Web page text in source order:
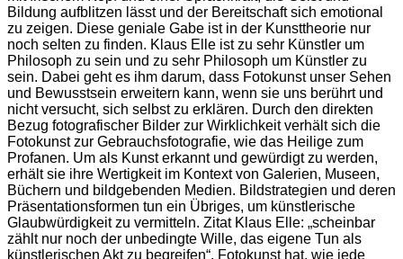
Bildung aufblitzen lässt und der Bereitschaft sich emotional
zu zeigen. Diese geniale Gabe ist in der Kunsttheorie nur
noch selten zu finden. Klaus Elle ist zu sehr Künstler um
Philosoph zu sein und zu sehr Philosoph um Künstler zu
sein. Dabei geht es ihm darum, dass Fotokunst unser Sehen
und Bewusstsein erweitern kann, wenn sie uns berührt und
nicht versucht, sich selbst zu erklären. Durch den direkten
Bezug fotografischer Bilder zur Wirklichkeit verhält sich die
Fotokunst zur Gebrauchsfotografie, wie das Heilige zum
Profanen. Um als Kunst erkannt und gewürdigt zu werden,
erhält sie ihre Wertigkeit im Kontext von Galerien, Museen,
Büchern und bildgebenden Medien. Bildstrategien und deren
Präsentationsformen tun ein Übriges, um künstlerische
Glaubwürdigkeit zu vermitteln. Zitat Klaus Elle: „scheinbar
zählt nur noch der unbedingte Wille, das eigene Tun als
künstlerischen Akt zu begreifen“. Fotokunst hat, wie jede